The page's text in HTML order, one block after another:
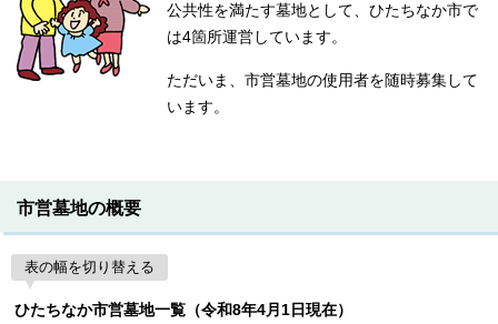
公共性を満たす墓地として、ひたちなか市で
は4箇所運営しています。
ただいま、市営墓地の使用者を随時募集して
います。
市営墓地の概要
表の幅を切り替える
ひたちなか市営墓地一覧（令和8年4月1日現在）